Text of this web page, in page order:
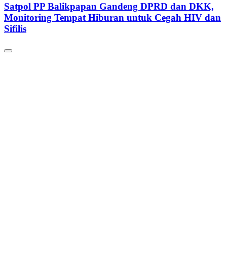
Satpol PP Balikpapan Gandeng DPRD dan DKK,
Monitoring Tempat Hiburan untuk Cegah HIV dan
Sifilis